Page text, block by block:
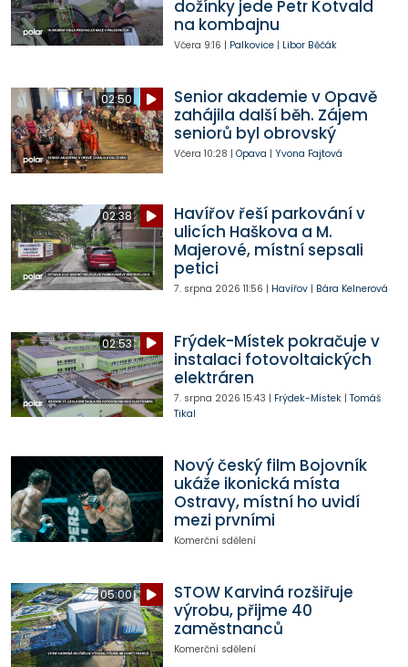
dožínky jede Petr Kotvald
na kombajnu
Včera 9:16 | Palkovice| Libor Běčák
02:50
Senior akademie v Opavě
zahájila další běh. Zájem
seniorů byl obrovský
Včera 10:28 | Opava | Yvona Fajtová
02:38
Havířov řeší parkování v
ulicích Haškova a M.
Majerové, místní sepsali
petici
7. srpna 2026 11:56 | Havířov| Bára Kelnerová
02:53
Frýdek-Místek pokračuje v
instalaci fotovoltaických
elektráren
7. srpna 2026 15:43 | Frýdek-Místek| Tomáš
Tikal
Nový český film Bojovník
ukáže ikonická místa
Ostravy, místní ho uvidí
mezi prvními
Komerční sdělení
05:00
STOW Karviná rozšiřuje
výrobu, přijme 40
zaměstnanců
Komerční sdělení